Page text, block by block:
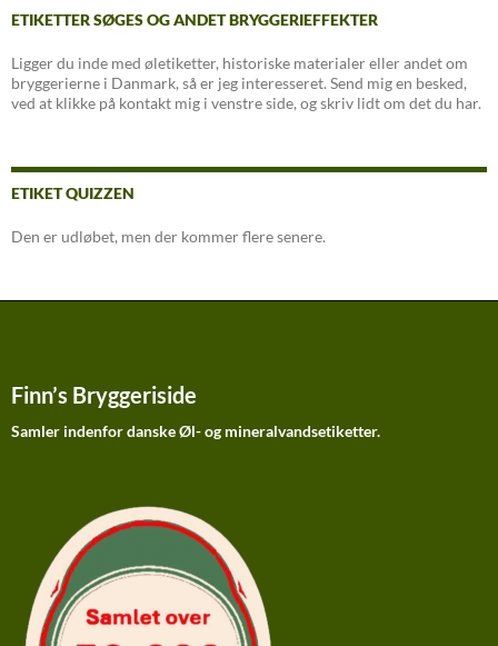
ETIKETTER SØGES OG ANDET BRYGGERIEFFEKTER
Ligger du inde med øletiketter, historiske materialer eller andet om
bryggerierne i Danmark, så er jeg interesseret. Send mig en besked,
ved at klikke på kontakt mig i venstre side, og skriv lidt om det du har.
ETIKET QUIZZEN
Den er udløbet, men der kommer flere senere.
Finn’s Bryggeriside
Samler indenfor danske Øl- og mineralvandsetiketter.